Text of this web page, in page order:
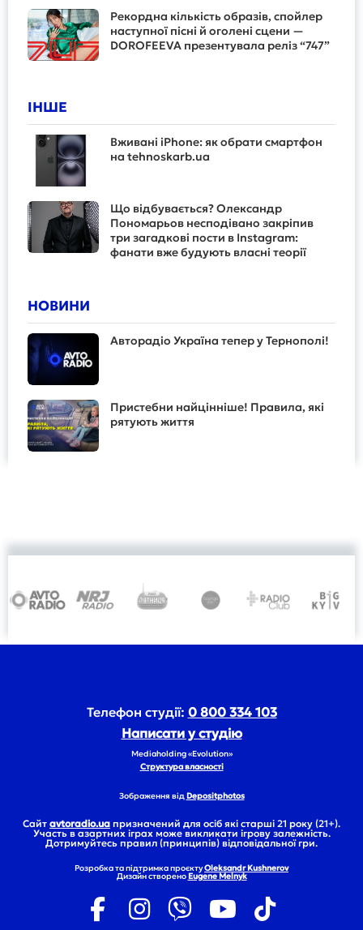
Рекордна кількість образів, спойлер
наступної пісні й оголені сцени —
DOROFEEVA презентувала реліз “747”
ІНШЕ
Вживані iPhone: як обрати смартфон
на tehnoskarb.ua
Що відбувається? Олександр
Пономарьов несподівано закріпив
три загадкові пости в Instagram:
фанати вже будують власні теорії
НОВИНИ
Авторадіо Україна тепер у Тернополі!
Пристебни найцінніше! Правила, які
рятують життя
Телефон студії: 0 800 334 103
Написати у студію
Mediaholding «Evolution»
Структура власності
Зображення відDepositphotos
Сайт avtoradio.ua призначений для осіб які старші 21 року (21+).
Участь в азартних іграх може викликати ігрову залежність.
Дотримуйтесь правил (принципів) відповідальної гри.
Розробка та підтримка проєктуOleksandr Kushnerov
Дизайн створеноEugene Melnyk